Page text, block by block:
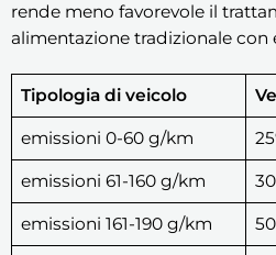
rende meno favorevole il
alimentazione tradizionale con
Tipologia di veicolo
emissioni 0-60 g/km
emissioni 61-160 g/km
emissioni 161-190 g/km